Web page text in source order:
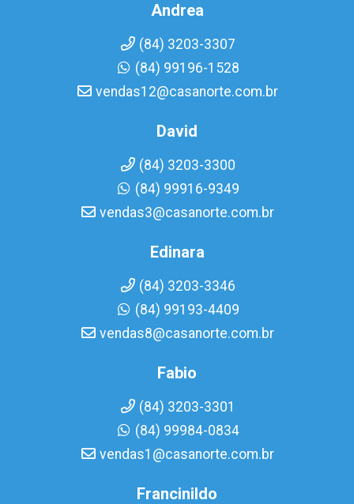
Andrea
(84) 3203-3307
(84) 99196-1528
vendas12@casanorte.com.br
David
(84) 3203-3300
(84) 99916-9349
vendas3@casanorte.com.br
Edinara
(84) 3203-3346
(84) 99193-4409
vendas8@casanorte.com.br
Fabio
(84) 3203-3301
(84) 99984-0834
vendas1@casanorte.com.br
Francinildo